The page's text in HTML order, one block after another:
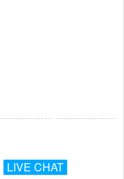
LIVE CHAT